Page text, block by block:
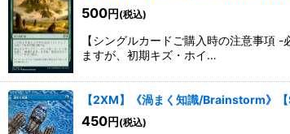
500円 (税込)
【シングルカードご購入時の注意事項
ますが、初期キズ・ホイ…
【2XM】《渦まく知識/Brainstorm》【
450円 (税込)